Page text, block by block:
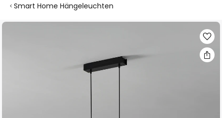
Smart Home Hängeleuchten
Zum